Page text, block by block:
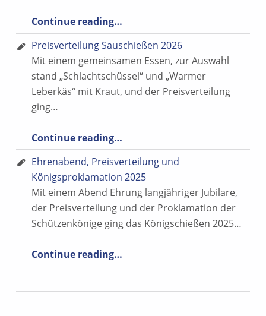
Continue reading…
Preisverteilung Sauschießen 2026
Mit einem gemeinsamen Essen, zur Auswahl
stand „Schlachtschüssel“ und „Warmer
Leberkäs“ mit Kraut, und der Preisverteilung
ging…
Continue reading…
Ehrenabend, Preisverteilung und
Königsproklamation 2025
Mit einem Abend Ehrung langjähriger Jubilare,
der Preisverteilung und der Proklamation der
Schützenkönige ging das Königschießen 2025…
Continue reading…